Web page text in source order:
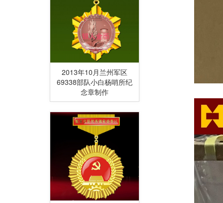
2013年10月兰州军区
69338部队小白杨哨所纪
念章制作